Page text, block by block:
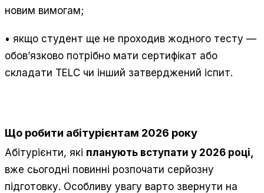
новим вимогам;
• якщо студент ще не проходив жодного тесту —
обов’язково потрібно мати сертифікат або
складати TELС чи інший затверджений іспит.
Що робити абітурієнтам 2026 року
Абітурієнти, які планують вступати у 2026 році,
вже сьогодні повинні розпочати серйозну
підготовку. Особливу увагу варто звернути на